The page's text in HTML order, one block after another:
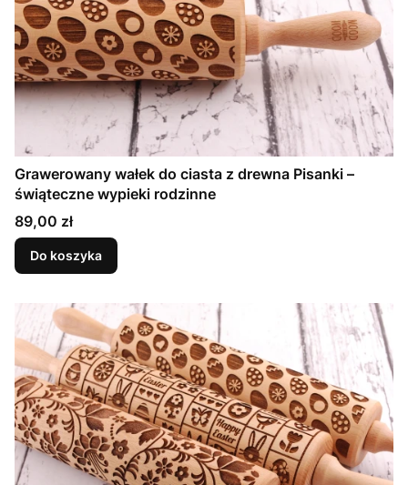
Grawerowany wałek do ciasta z drewna Pisanki –
świąteczne wypieki rodzinne
Cena
89,00 zł
Do koszyka